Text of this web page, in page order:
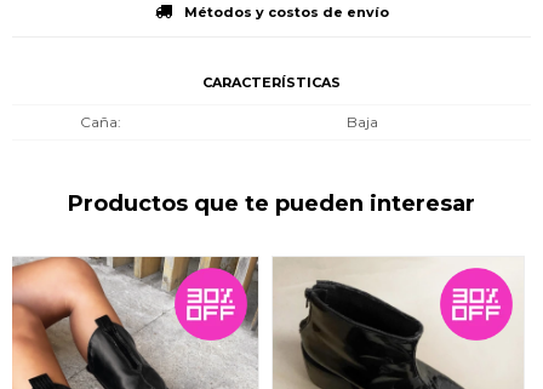
Métodos y costos de envío
CARACTERÍSTICAS
Caña Baja
Productos que te pueden interesar